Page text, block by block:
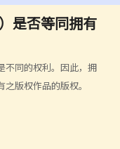
是否等同拥有
不同的权利。因此，拥
版权作品的版权。
权拥有人或有关负责人